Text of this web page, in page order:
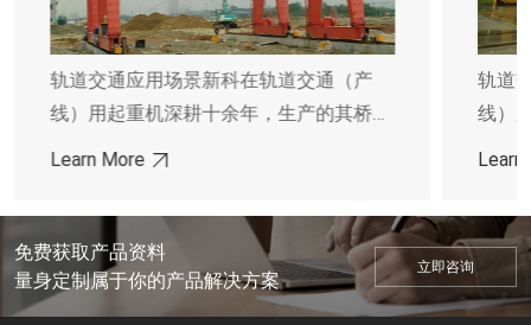
配
可完
道交
已有
轨道交通应用场景新科在轨道交通（产
线）用起重机深耕十余年，生产的其桥门
可靠性。其吊运的轨道交通中的任何配
件，能够可靠的运输且准确放置，也可完
成整车车身安全可靠搬运。无论是轨道交
通制造还是维修、新科起重机的服务已有
Learn More
免费获取产品资料
量身定制属于你的产品解决方案
立即咨询